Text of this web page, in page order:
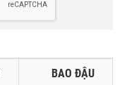
BAO ĐẬU